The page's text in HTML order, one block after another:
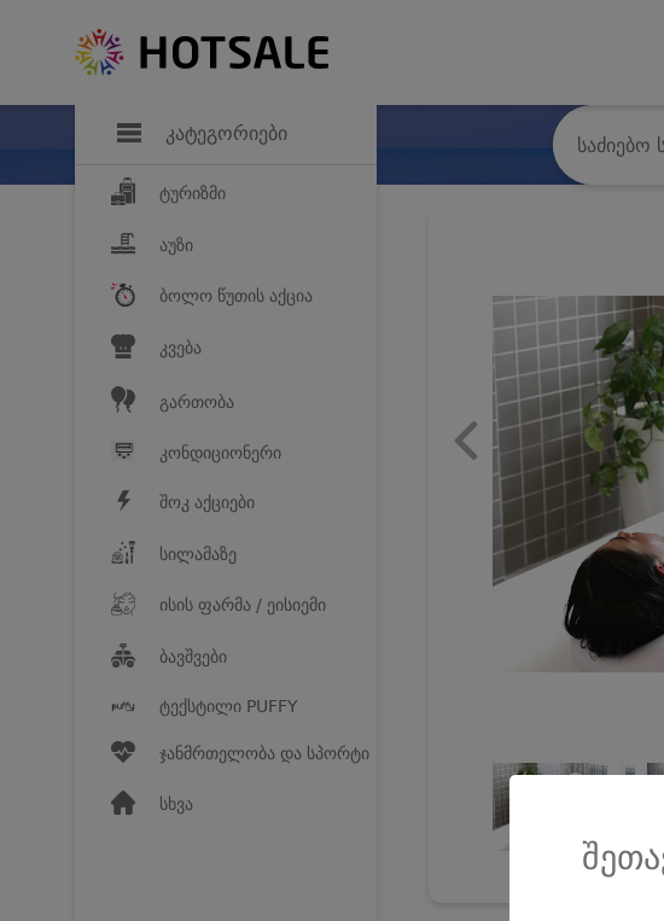
კატეგორიები
ტურიზმი
აუზი
ბოლო წუთის აქცია
კვება
გართობა
კონდიციონერი
შოკ აქციები
სილამაზე
ისის ფარმა / ეისიემი
ბავშვები
ტექსტილი PUFFY
ჯანმრთელობა და სპორტი
სხვა